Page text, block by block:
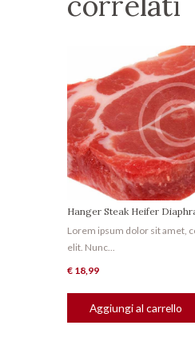
Hanger Steak Heifer
Lorem ipsum dolor sit amet,
elit. Nunc...
€ 18,99
Aggiungi al carrello